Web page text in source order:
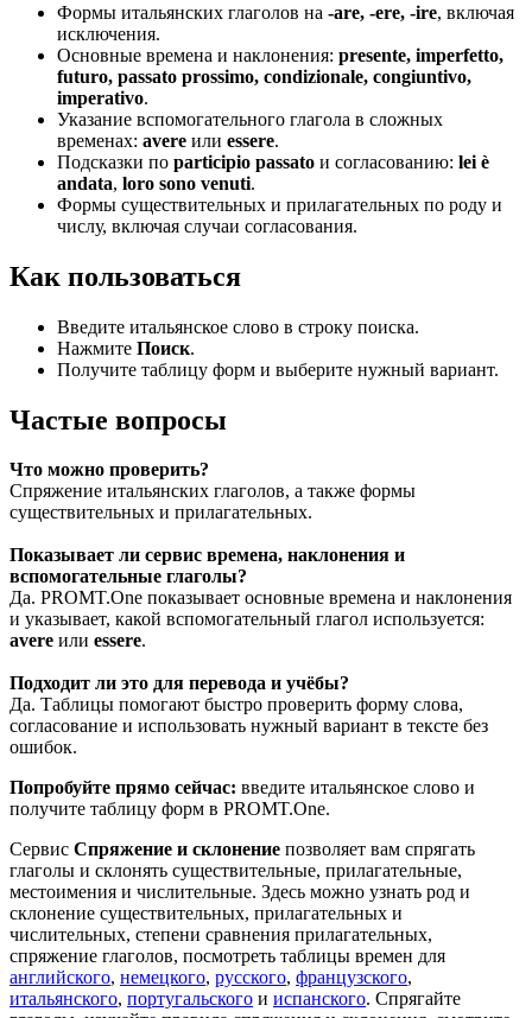
Формы итальянских глаголов на -are, -ere, -ire, включая
исключения.
Основные времена и наклонения: presente, imperfetto,
futuro, passato prossimo, condizionale, congiuntivo,
imperativo.
Указание вспомогательного глагола в сложных
временах: avere или essere.
Подсказки по participio passato и согласованию: lei è
andata, loro sono venuti.
Формы существительных и прилагательных по роду и
числу, включая случаи согласования.
Как пользоваться
Введите итальянское слово в строку поиска.
Нажмите Поиск.
Получите таблицу форм и выберите нужный вариант.
Частые вопросы
Что можно проверить?
Спряжение итальянских глаголов, а также формы
существительных и прилагательных.
Показывает ли сервис времена, наклонения и
вспомогательные глаголы?
Да. PROMT.One показывает основные времена и наклонения
и указывает, какой вспомогательный глагол используется:
avere или essere.
Подходит ли это для перевода и учёбы?
Да. Таблицы помогают быстро проверить форму слова,
согласование и использовать нужный вариант в тексте без
ошибок.
Попробуйте прямо сейчас: введите итальянское слово и
получите таблицу форм в PROMT.One.
Сервис Спряжение и склонение позволяет вам спрягать
глаголы и склонять существительные, прилагательные,
местоимения и числительные. Здесь можно узнать род и
склонение существительных, прилагательных и
числительных, степени сравнения прилагательных,
спряжение глаголов, посмотреть таблицы времен для
английского, немецкого, русского, французского,
итальянского, португальского и испанского. Спрягайте